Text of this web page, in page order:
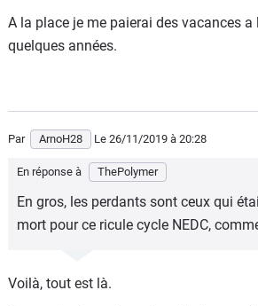
A la place je me paierai des vacances
quelques années.
Par ArnoH28 Le 26/11/2019 à 20:28
En réponse à ThePolymer
En gros, les perdants sont ceux qui
mort pour ce ricule cycle NEDC,
Voilà, tout est là.